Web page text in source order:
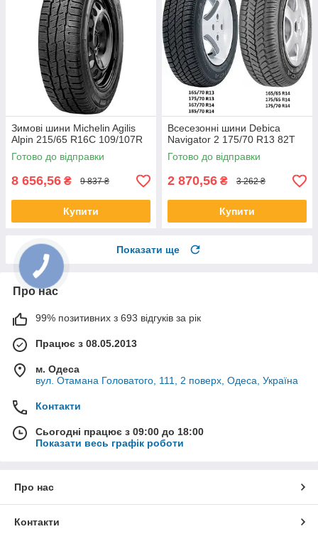
Зимові шини Michelin Agilis
Alpin 215/65 R16C 109/107R
Готово до відправки
8 656,56 ₴ 9 837 ₴
Купити
Всесезонні шини Debica
Navigator 2 175/70 R13 82T
Готово до відправки
2 870,56 ₴ 3 262 ₴
Купити
Показати ще
Про нас
99% позитивних з 693 відгуків за рік
Працює з 08.05.2013
м. Одеса
вул. Отамана Головатого, 111, 2 поверх, Одеса, Україна
Контакти
Сьогодні працює з 09:00 до 18:00
Показати весь графік роботи
Про нас
Контакти